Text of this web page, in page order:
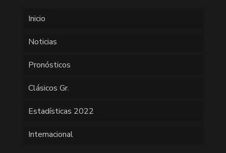
Inicio
Noticias
Pronósticos
Clásicos Gr.
Estadísticas 2022
Internacional